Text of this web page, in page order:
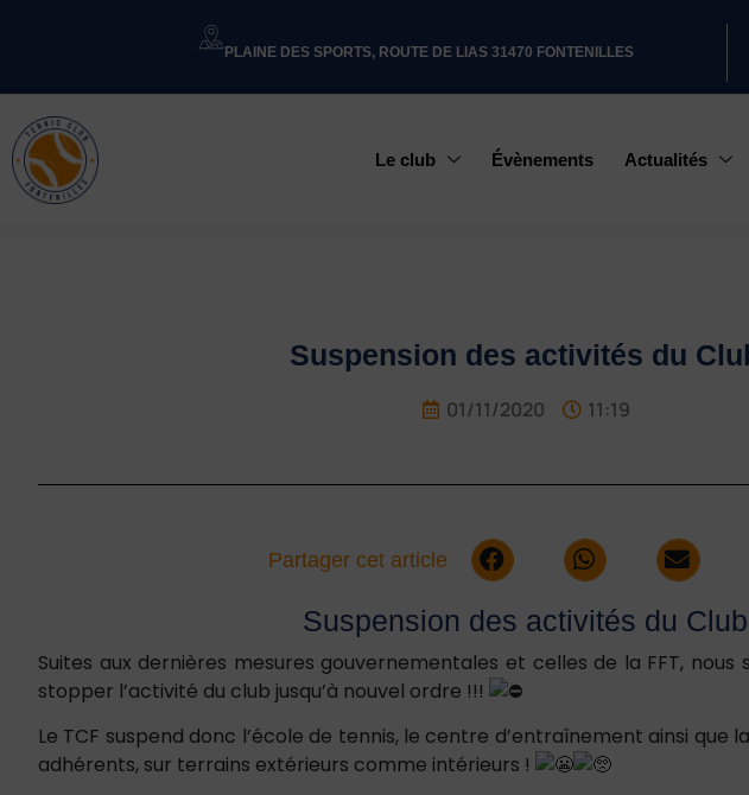
PLAINE DES SPORTS, ROUTE DE LIAS 31470 FONTENILLES
Le club Évènements Actualités
Suspension des activités du
01/11/2020 11:19
Partager cet article
Suspension des activités du Club
Suites aux dernières mesures gouvernementales et celles de la FFT, nous
stopper l’activité du club jusqu’à nouvel ordre !!!
Le TCF suspend donc l’école de tennis, le centre d’entraînement ainsi que
adhérents, sur terrains extérieurs comme intérieurs !